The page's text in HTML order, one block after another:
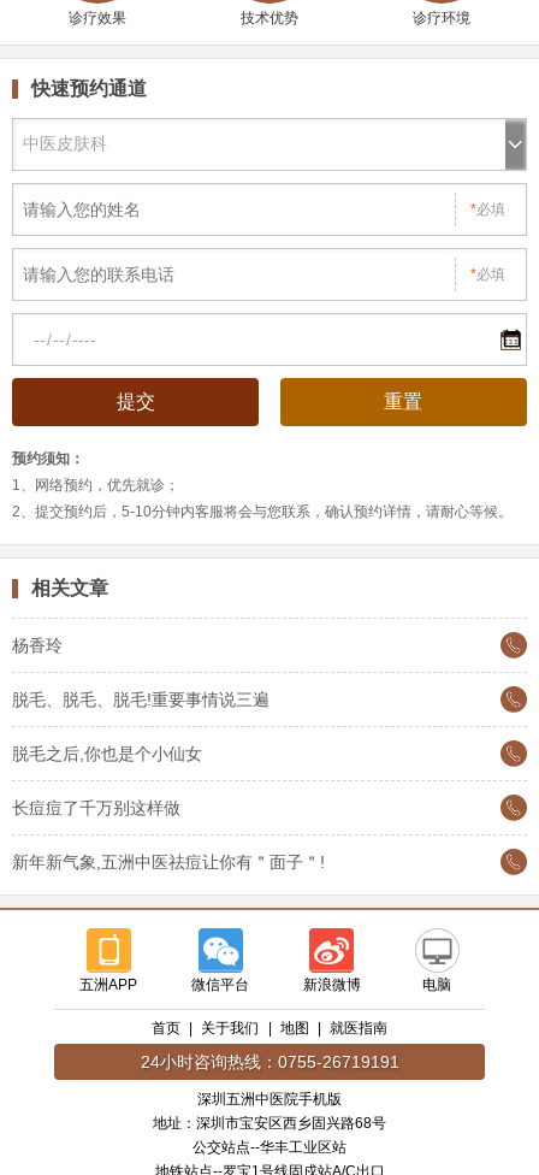
诊疗效果 技术优势 诊疗环境
快速预约通道
*必填
*必填
预约须知：
1、网络预约，优先就诊；
2、提交预约后，5-10分钟内客服将会与您联系，确认预约详情，请耐心等候。
相关文章
杨香玲
脱毛、脱毛、脱毛!重要事情说三遍
脱毛之后,你也是个小仙女
长痘痘了千万别这样做
新年新气象,五洲中医祛痘让你有＂面子＂!
五洲APP 微信平台 新浪微博 电脑
首页 关于我们 地图 就医指南
24小时咨询热线：0755-26719191
深圳五洲中医院手机版
地址：深圳市宝安区西乡固兴路68号
公交站点--华丰工业区站
地铁站点--罗宝1号线固戍站A/C出口